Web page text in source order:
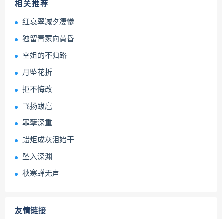
相关推荐
红衰翠减夕凄惨
独留靑冢向黄昏
空姐的不归路
月坠花折
拒不悔改
飞扬跋扈
罪孽深重
蜡炬成灰泪始干
坠入深渊
秋寒蝉无声
友情链接